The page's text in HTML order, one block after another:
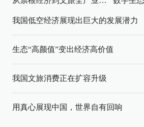
我国低空经济展现出巨大的发展潜力
生态“高颜值”变出经济高价值
我国文旅消费正在扩容升级
用真心展现中国，世界自有回响